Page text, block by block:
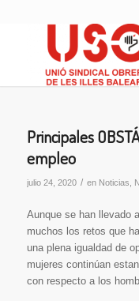
Principales
empleo
julio 24, 2020 / en Noticias
Aunque se han llevado
muchos los retos que
una plena igualdad de
mujeres continúan
con respecto a los